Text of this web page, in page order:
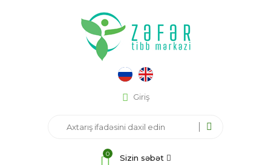
Giriş
0
Sizin səbət